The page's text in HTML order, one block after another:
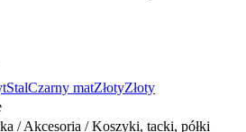
StalCzarny matZłotyZłoty
/ Akcesoria / Koszyki, tacki, półki